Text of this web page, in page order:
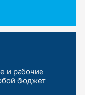
и рабочие
бюджет